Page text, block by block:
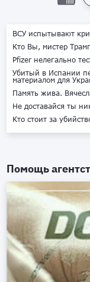
ВСУ испытывают
Кто Вы, мистер
Pfizer нелегально
Убитый в Испании
материалом для
Память жива.
Не доставайся ты
Кто стоит за
Помощь